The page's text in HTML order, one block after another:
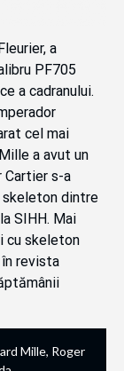
a
PF705
a cadranului.
cel mai
a avut un
Cartier s-a
skeleton dintre
SIHH. Mai
cu skeleton
revista
Mille, Roger